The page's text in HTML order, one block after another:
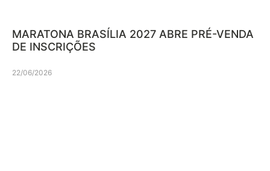
MARATONA BRASÍLIA 2027 ABRE PRÉ-VENDA
DE INSCRIÇÕES
22/06/2026